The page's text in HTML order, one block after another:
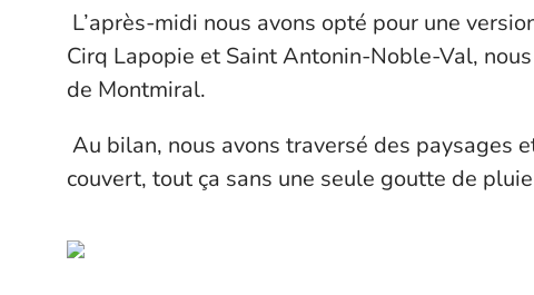
L’après-midi nous avons opté pour une
Cirq Lapopie et Saint Antonin-Noble-Val,
de Montmiral.
Au bilan, nous avons traversé des paysages
couvert, tout ça sans une seule goutte de